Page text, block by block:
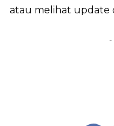
atau melihat update
-